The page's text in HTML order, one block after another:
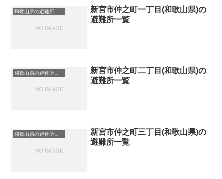
和歌山県の避難所一覧
新宮市仲之町一丁目(和歌山県)の
避難所一覧
和歌山県の避難所一覧
新宮市仲之町二丁目(和歌山県)の
避難所一覧
和歌山県の避難所一覧
新宮市仲之町三丁目(和歌山県)の
避難所一覧